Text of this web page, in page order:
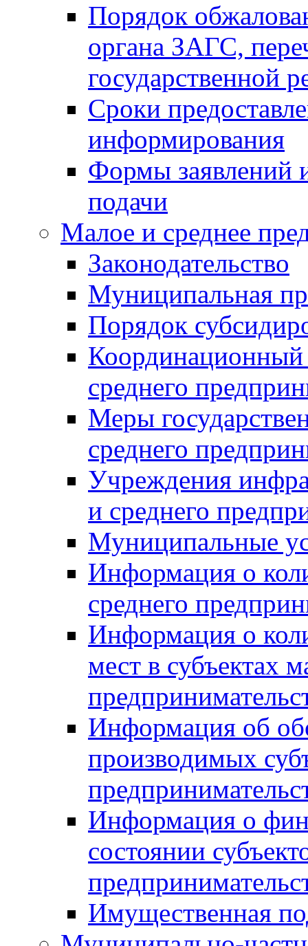
Порядок
органа ЗАГС,
государственной
Сроки
информирования
Формы заявлений
подачи
Малое и среднее
Законодательство
Муниципальная
Порядок
Координационный
среднего
Меры
среднего
Учреждения
и среднего
Муниципальные
Информация о
среднего
Информация о
мест в субъектах
Информация об
производимых
Информация о
состоянии
Имущественная